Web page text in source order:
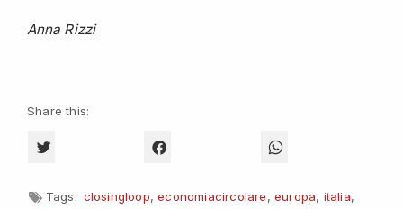
Anna Rizzi
Share this:
CLICK TO SHARE ON TWITTER (OPENS IN NEW WINDOW)
CLICK TO SHARE ON FACEBOOK (OPENS
Tags: closingloop,economiacircolare, europa, italia,